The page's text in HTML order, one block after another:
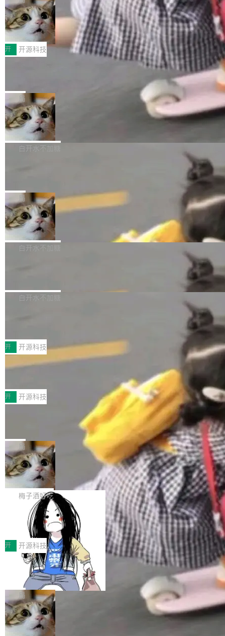
哪些组合有效，作者说，你得靠"文档、校验、或
者部落知识"。 换个写法。Rust 的 enum，两个
变体：Switchable...
有科技公司做的一样。只不过，实际上它不一
样。这是 Sandstorm.io 的重制版，我十年前的
那个创业公司。不同的是，这次它构建在 Cloudf
lare Workers 上——我花了九年时间搭建的平台
——并且深度集成了 AI。这基本上是我十年秘密
Workers 和 Durable Objects 的守护进程。 设
计思路很直接：每个对象是一个独立的 SQLite
数据库，按名称寻址，复制到你自己的 S3 兼容
存储库里。节点之间只通过这个存储库协调——
没有控制平面，没有共识协议。每个对象自带一
个小型数据库，应用天然按分片构建，单个数据
库的竞争和爆炸半径问题在设计层面就被消除
了。 闲置的 cell 会休眠到几乎不占资源。当 cel
l 迁移或唤醒时，新宿主从 S3 恢复 SQLite 数据
库继续执行。存储库是持久化的唯一真相...
鲁大师7月新机性能/流畅/AI榜：vivo夺
性能、流畅双第一，三星Galaxy Z系列
新折叠缺席
2026年7月的手机市场，由于存储等硬件成本暴
增，手机厂商的日子也不好过啊，新机速度明显
放缓，因此硝烟味淡了许多。新机参数规格除开
高价的三星折叠（三星Galaxy Z Fold8 Ultra / Z
Fold8 / Z Flip8）外，其余要么是中低端机器，
例如iQOO Z11i、REDMI Note 17、REDMI No
te 17 Pro、OPPO K15，要么是vivo X300 E这
样的次旗舰。 Galaxy Z Fold8 Ultra / Z Fold8 /
Z Flip8三款折叠屏新机均在7月22日发布，且全
部搭载骁龙8 Elite Gen5 for Galaxy，它们本该
开 开源科技
Zed 编辑器团队发布了新项目——DeltaDB，一
个在 git commit 之间记录每一次编辑操作的版
本控制系统。目前处于 Early Access 阶段。 De
ltaDB 的核心思路直接写在 landing page 最显
眼的位置：「Software is made between com
mits」——软件是在 commit 之间写出来的。git
是把这段空隙补上。 回退到任何一次编辑：Delt
aDB 捕获 commit 之间的每一次操作，...
局
SpaceXAI 单季资本开支达 183 亿美元
根据风险投资人Tomer Tunguz 博客（VC 分
析）披露的最新分析与第二季度业绩报告，Spac
微软同期总资本开支的四成。 与亚马逊、Alpha
bet、微软以及 Meta 等传统科技巨头相比，Spa
ceXAI的资金消耗速度尤为引人瞩目。然而，支
撑庞大支出的资金来源却呈现出截然不同的面
貌。数据显示，微软和 Meta 主要依托充沛的经
白开水不加糖
一个在终端里运行的编程 agent；Muse Spark
1.2，驱动这个 agent 的新模型。一句话概括：
你可以用 curl -fsSL https://dev.meta.ai/install.
sh | bash 安装一个能在大项目里自动规划、写
代码、验证结果的 AI 终端工具。 据介绍，Muse
个主 agent 循环，外加一组后台 agent。这些后
局
美团开源 LoHoSearch，用知识图谱校
准 AI 能力认知
机器出题的前提，是让机器拥有全局视野。整个
构建流程可以分为四个环节：建图 → 控制难度
白开水不加糖
库，并将作为transport接入Mooncake TENT。
MPComm将作为一种传输引擎接入Mooncake T
ENT，实现零拷贝传输性能提升30%、非零拷贝
传输性能最高提升5倍。UCL-MPComm底层基
于自研UCL-Engine通信引擎，后续腾讯网平将
持续开源更多基于UCL-Engine的高性能通信组
件。 腾讯网平团队在UCL-MPComm中实现了一
个独立于业务线程的全局通信引擎（Engine），
白开水不加糖
型案例入选名单》，深信服“面向企业研发场景的
开源 AI 编程平台 CoStrict 应用”凭借卓越的技术
创新与落地成效成功入选。 全链路私有化部署，
助力企业AI研发安全落地 当前，越来越多企业已
经开始引入 AI Coding 工具，通过调用公有云模
型或企业内部部署模型提升研发效率。但随着 AI
Coding 从个人辅助工具逐步走向团队级、组织
级应用，企业在规模化落地过程中，对安全性、
可控性和代码质量提出了更高要求。 首先是数据
安全与合规要求。对于大多数普通研发场景，公
有云模型能够满足快速试用和效率提升的需求。
但对于金融、能源、医疗等对数据安全要求较...
开 开源科技
深信服AI算力网关入选工信部人工智能
前不久，工业和信息化部正式发布《2025年人工
智能应用典型案例名单》，集中展示人工智能在
各领域的应用成果，覆盖技术底座、行业赋能、
产品应用、支撑保障、专题等五大方向。深信服
AI算力网关（AI创新平台）成功入选！ 随着各行
各业的Agent走向规模化建设，算力构成形态逐
渐丰富，用户关注的重点也在发生变化：不只是
让AI用起来，还要进一步看清混合算力时代下，
Token花在哪里、算力是否被充分利用，以及持
续增长的AI成本该如何优化。 深信服AI算力网关
正是围绕这些实际问题，从Token治理和成本治
理两个方面，让用户的每一份算力都看得清、管
得住、用得稳、省得下、更安全！ 一、从现在开
始，Token使用一目...
开 开源科技
Jeff Dean 离开 Google：一个时代的结
束，一个实验室的开始
Google 员工编号 20。MapReduce 作者之一。
Bigtable 作者之一。TensorFlow 的作者之一。
Gemini 的架构师。Google 首席科学家。 Jeff D
ean 在 Google 工作了 27 年后，宣布离职。 他
不是一个人走。一同离开的还有 Sanjay Ghema
wat（Google 员工编号 23，Jeff Dean 二十多
年的编程搭档，MapReduce 和 Bigtable 的共同
作者）、Quoc Le（Google 大脑核心成员，Se
q2Seq 和 DocAI 的共同发明人）以及 Oriol Vin
yals（Gemini 联合负责人，AlphaSta...
局
🔥 SolonCode v2026.8.4 发布：界面
字体可调、22 种语言、记忆搜索增强
打开终端就能上岗的全中文编码智能体，这一轮
把「看得清、用母语、记得住」三件事一次补
齐。 SolonCode 是什么 SolonCode 是杭州无
耳科技研发的企业级终端编码智能体——一位全
中文驱动的数字员工，自主理解需求、规划步
骤、编写代码。不挑模型、不挑平台，curl 一行
装完即用。 开源地址：Gitee · GitCode · GitHu
b 安装 支持 Java 8+（8~26）、macOS / Linu
x / Windows / Harmony PC。 # macOS / Linu
x / Harmony PC curl -fsSL https://solon.noea
r.org/solon...
梅子酒好吃
让“代码语义理解”深度释放AI Coding
价值潜能：华为云码道（CodeArts）
代码仓技术解析
一、代码仓深度理解技术的作用与价值 在软件工
程实践中，代码仓是企业核心知识资产的主要载
体。企业级代码仓库通常包含数十万乃至数百万
个文件，其规模远超单次模型调用可承载的上下
文窗口。随着项目规模的持续扩张与代码历史的
不断累积，代码仓中的模块关系、接口契约、业
务逻辑等关键信息往往分散于数十乃至数百个文
件之中，形成高度复杂的知识关联网络。传统的
代码检索手段（如关键词匹配、目录遍历）仅能
开 开源科技
一条“删库”命令跑 17 小时，算法工程
师删光 89TB 数据只为干私活
最高人民检察院8月4日公布了一起案件：北京一
名90后算法工程师王某，为了给自己接的私活腾
服务器空间，删光了公司AI游戏部门的全部核心
数据。 王某2024年1月入职东城区某科技公司AI
短剧部门，有互联网大厂背景。在公司内部架构
局
Cloudflare 分享推理优化实践：KV ca
che 量化 + 权重压缩，吞吐量提升 4
Kimi 和 GLM 是当前最强的大模型系列之一，但